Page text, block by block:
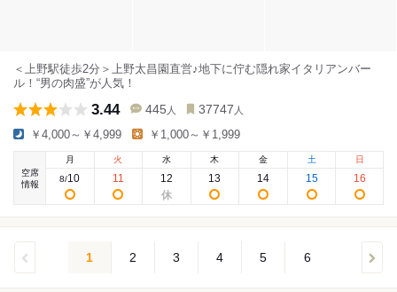
＜上野駅徒歩2分＞上野太昌園直営♪地下に佇む隠れ家イタリアンバー
ル！“男の肉盛”が人気！
3.44 445 人 37747 人
￥4,000～￥4,999 ￥1,000～￥1,999
空席
情報
月
8/10
火
11
水
12
木
13
金
14
土
15
日
16
1 2 3 4 5 6